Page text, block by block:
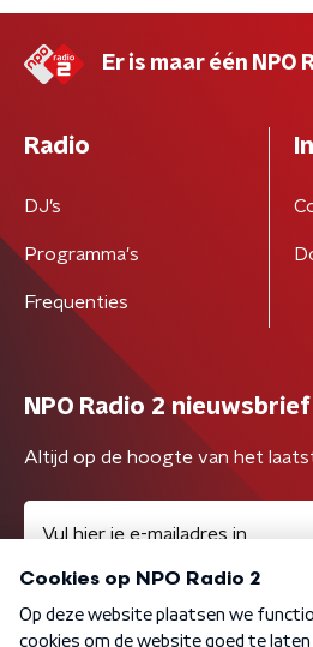
Er is maar één NPO
Radio
DJ’s
Programma's
Frequenties
NPO Radio 2 nieuwsbrief
Altijd op de hoogte van het